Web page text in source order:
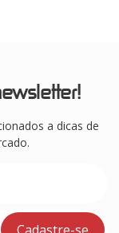
a dicas de